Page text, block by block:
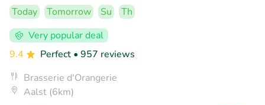
Today Tomorrow Su
Th
Very popular deal
9.4
Perfect • 957 reviews
Brasserie d'Orangerie
Aalst (6km)